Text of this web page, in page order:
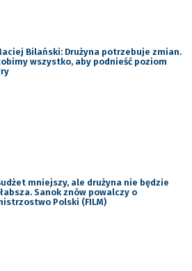
Bilański: Drużyna potrzebuje zmian.
wszystko, aby podnieść poziom
mniejszy, ale drużyna nie będzie
Sanok znów powalczy o
Polski (FILM)